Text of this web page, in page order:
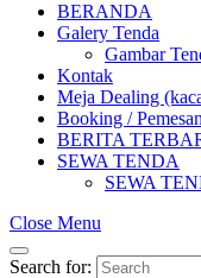
BERANDA
Galery Tenda
Gambar
Kontak
Meja Dealing
Booking /
BERITA
SEWA TENDA
SEWA
Close Menu
Search for: